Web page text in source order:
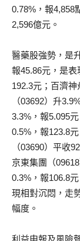
0.78%，報4,858
2,596億元。
醫藥股強勢，是
報45.86元，是
192.3元；百濟
（03692）升
3.3%，報5.095
0.5%，報123.8
（03690）平收
京東集團（
0.3%，報106.8
現相對沉悶，走
幅度。